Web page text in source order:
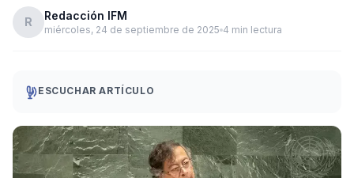
R Redacción IFM
miércoles, 24 de septiembre de 2025 4 min lectura
ESCUCHAR ARTÍCULO